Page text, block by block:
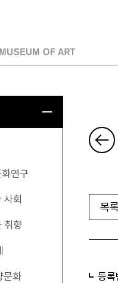
연구
사회
취향
문화
목
등록